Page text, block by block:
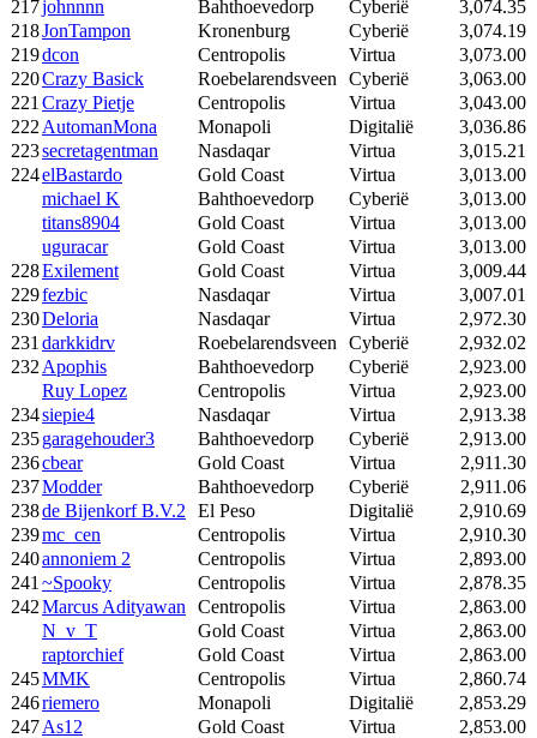
217johnnnn Bahthoevedorp Cyberië
3,074.35
218JonTampon Kronenburg Cyberië
3,074.19
219dcon Centropolis Virtua
3,073.00
220Crazy Basick Roebelarendsveen Cyberië
3,063.00
221 Crazy Pietje Centropolis Virtua
3,043.00
222 AutomanMona Monapoli Digitalië
3,036.86
223secretagentman Nasdaqar Virtua
3,015.21
224elBastardo Gold Coast Virtua
3,013.00
michael K
Bahthoevedorp Cyberië
3,013.00
titans8904
Gold Coast Virtua
3,013.00
uguracar
Gold Coast Virtua
3,013.00
228Exilement Gold Coast Virtua
3,009.44
229fezbic Nasdaqar Virtua
3,007.01
230Deloria Nasdaqar Virtua
2,972.30
231 darkkidrv Roebelarendsveen Cyberië
2,932.02
232 Apophis Bahthoevedorp Cyberië
2,923.00
Ruy Lopez
Centropolis Virtua
2,923.00
234siepie4 Nasdaqar Virtua
2,913.38
235garagehouder3 Bahthoevedorp Cyberië
2,913.00
236cbear Gold Coast Virtua
2,911.30
237Modder Bahthoevedorp Cyberië
2,911.06
238de Bijenkorf B.V.2 El Peso Digitalië
2,910.69
239mc_cen Centropolis Virtua
2,910.30
240annoniem 2 Centropolis Virtua
2,893.00
241 ~Spooky Centropolis Virtua
2,878.35
242Marcus Adityawan Centropolis Virtua
2,863.00
N_v_T
Gold Coast Virtua
2,863.00
raptorchief
Gold Coast Virtua
2,863.00
245MMK Centropolis Virtua
2,860.74
246riemero Monapoli Digitalië
2,853.29
247As12 Gold Coast Virtua
2,853.00